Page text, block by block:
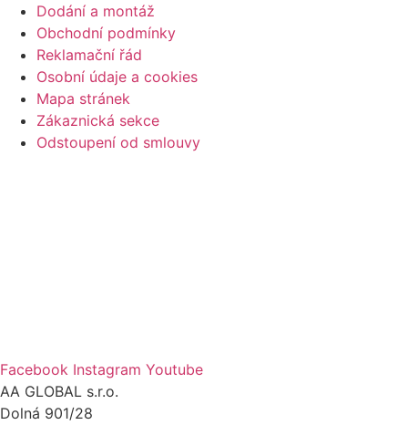
Dodání a montáž
Obchodní podmínky
Reklamační řád
Osobní údaje a cookies
Mapa stránek
Zákaznická sekce
Odstoupení od smlouvy
Facebook Instagram Youtube
AA GLOBAL s.r.o.
Dolná 901/28